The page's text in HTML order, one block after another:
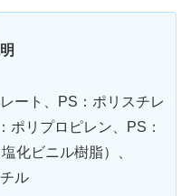
ート、PS：ポリスチレ
ポリプロピレン、PS：
化ビニル樹脂）、
ル